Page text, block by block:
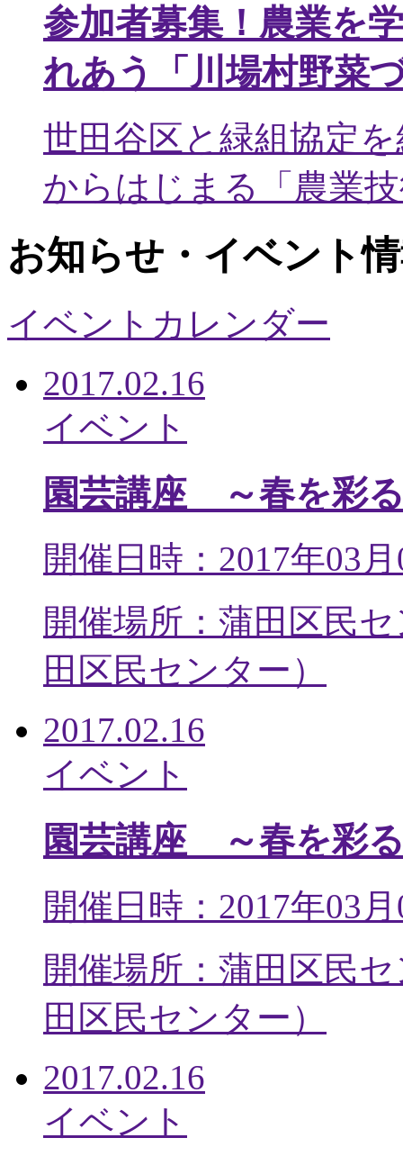
参加者募集！農業を
れあう「川場村野菜
世田谷区と緑組協定
からはじまる「農業
お知らせ・イベント
イベントカレンダー
2017.02.16
イベント
園芸講座 ～春を彩
開催日時：2017年03
開催場所：蒲田区民
田区民センター ）
2017.02.16
イベント
園芸講座 ～春を彩
開催日時：2017年03
開催場所：蒲田区民
田区民センター ）
2017.02.16
イベント